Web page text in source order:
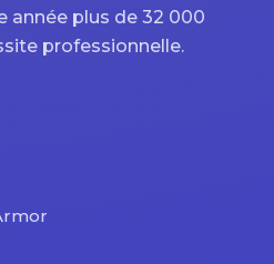
année plus de 32 000
professionnelle.